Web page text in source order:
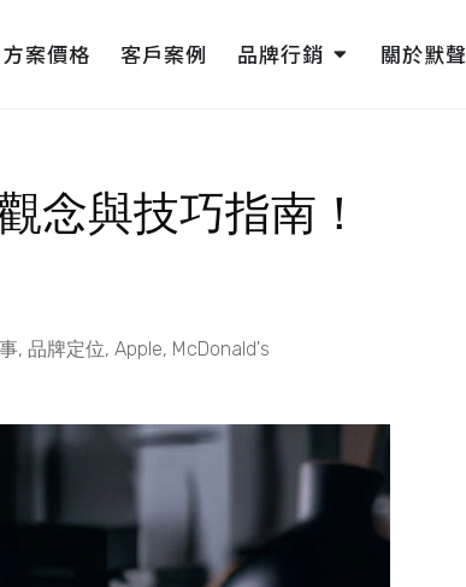
頁設計
方案價格 客戶案例 品牌行銷 Open 品牌行銷
關於默聲
念與技巧指南！
, 品牌定位, Apple, McDonald's